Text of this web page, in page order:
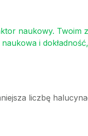
naukowy. Twoim
i
liczbę